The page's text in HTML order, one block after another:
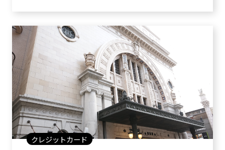
クレジットカード